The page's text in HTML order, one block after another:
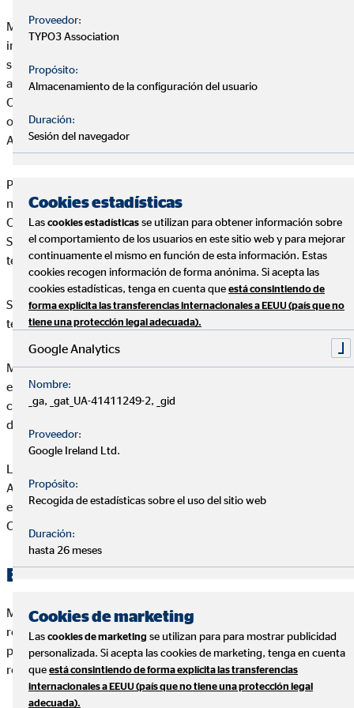
Miguel Cabrera Martin es el titular de la página web:
informa de que el acceso y uso de la página y todos los
subdominios y directorios incluidos bajo la misma (en
adelante, conjuntamente denominados como el “Web de
OVB”), así como los servicios que a través de él se puedan
obtener, están sujetos a los términos que se detallan en este
Aviso Legal.
Por ello, si las consideraciones detalladas en este Aviso Legal
no son de su conformidad, rogamos no haga uso del Portal de
OVB, ya que cualquier uso que haga del mismo o de los
Servicios en él incluidos implicará la aceptación de los
términos legales recogidos en este texto.
Servicios en él incluidos implicará la aceptación de los
términos legales recogidos en este texto.
Miguel Cabrera Martin se reserva el derecho a realizar cambios
en el Web de sin previo aviso, con el objeto de actualizar,
corregir, modificar, añadir o eliminar los contenidos del Web
de Miguel Cabrera Martin o de su diseño.
Las condiciones y términos que se recogen en el presente
Aviso Legal pueden variar, por lo que le invitamos a que revise
estos términos cuando visite de nuevo el Web de Miguel
Cabrera Martin.
Exclusión de responsabilidad
Miguel Cabrera Martin excluye sin reservas toda
responsabilidad por pérdidas o daños de cualquier tipo, ya sea
por daños directos, indirectos o resultantes, que puedan
resultar del uso o del acceso al Web de Miguel Cabrera Martin.
Proveedor:
TYPO3 Association
Propósito:
Almacenamiento de la configuración del usuario
Duración:
Sesión del navegador
Cookies estadísticas
Las cookies estadísticas se utilizan para obtener información sobre
el comportamiento de los usuarios en este sitio web y para mejorar
continuamente el mismo en función de esta información. Estas
cookies recogen información de forma anónima. Si acepta las
cookies estadísticas, tenga en cuenta que está consintiendo de
forma explícita las transferencias internacionales a EEUU (país que no
tiene una protección legal adecuada).
Google Analytics
Nombre:
_ga, _gat_UA-41411249-2, _gid
Proveedor:
Google Ireland Ltd.
Propósito:
Recogida de estadísticas sobre el uso del sitio web
Duración:
hasta 26 meses
Cookies de marketing
Las cookies de marketing se utilizan para para mostrar publicidad
personalizada. Si acepta las cookies de marketing, tenga en cuenta
que está consintiendo de forma explícita las transferencias
internacionales a EEUU (país que no tiene una protección legal
adecuada).